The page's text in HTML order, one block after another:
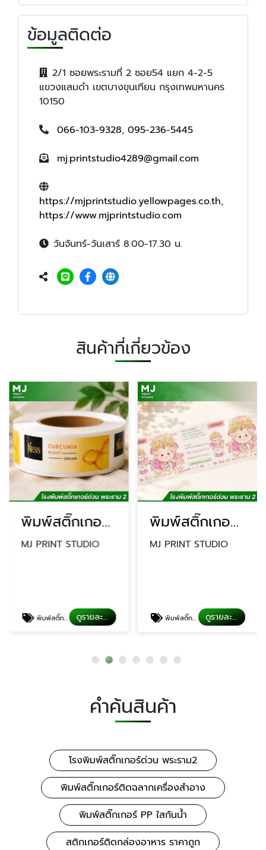
ข้อมูลติดต่อ
2/1 ซอยพระรามที่ 2 ซอย54 แยก 4-2-5
แขวงแสมดำ เขตบางขุนเทียน กรุงเทพมหานคร
10150
066-103-9328, 095-236-5445
mj.printstudio4289@gmail.com
https://mjprintstudio.yellowpages.co.th,
https://www.mjprintstudio.com
วันจันทร์-วันเสาร์ 8.00-17.30 น.
สินค้าที่เกี่ยวข้อง
พิมพ์สติ๊กเกอร์ติดฉลากเครื่องสำอาง
MJ PRINT STUDIO
พิมพ์สติ๊กเกอร์ติดฉลากเครื่องสำอาง ดูรายละเอียด
พิมพ์สติ๊กเกอร์ PP ใสกันน้ำ
MJ PRINT STUDIO
พิมพ์สติ๊กเกอร์ PP ใสกันน้ำ ดูรายละเอียด
คำค้นสินค้า
โรงพิมพ์สติ๊กเกอร์ด่วน พระราม2
พิมพ์สติ๊กเกอร์ติดฉลากเครื่องสำอาง
พิมพ์สติ๊กเกอร์ PP ใสกันน้ำ
สติกเกอร์ติดกล่องอาหาร ราคาถูก